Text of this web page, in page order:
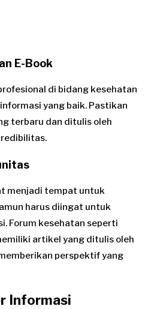
E-Book
di bidang kesehatan
yang baik. Pastikan
terbaru dan ditulis oleh
menjadi tempat untuk
harus diingat untuk
Forum kesehatan seperti
artikel yang ditulis oleh
perspektif yang
Informasi